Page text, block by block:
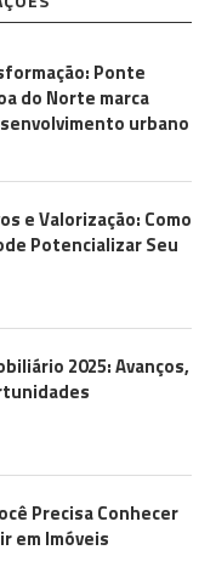
Ponte
do Norte marca
urbano
e Valorização: Como
Potencializar Seu
2025: Avanços,
Precisa Conhecer
em Imóveis